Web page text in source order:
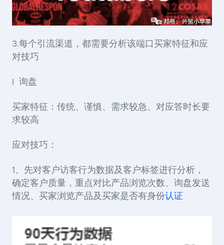
3.每个引流渠道，都需要分析该端口买家特征和应
对技巧
l 询盘
买家特征：传统、谨慎、需求较急、对应答时长要
求较高
应对技巧：
1、先对客户访客行为数据及客户标签进行分析，
确定客户质量，重点对比产品浏览次数、询盘发送
情况、买家浏览产品及买家是否有身份认证